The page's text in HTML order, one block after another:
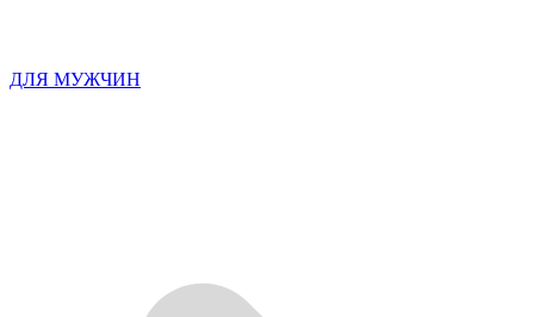
ДЛЯ МУЖЧИН